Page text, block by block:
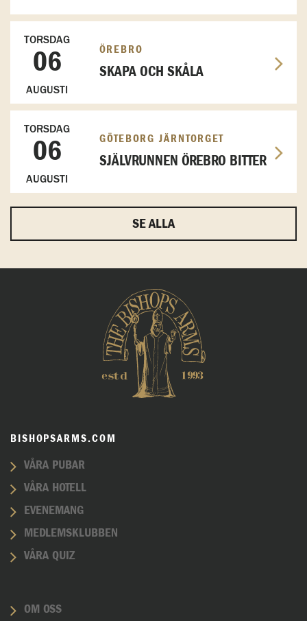
TORSDAG
06
AUGUSTI
ÖREBRO
SKAPA OCH SKÅLA
TORSDAG
06
AUGUSTI
GÖTEBORG JÄRNTORGET
SJÄLVRUNNEN ÖREBRO BITTER
SE ALLA
BISHOPSARMS.COM
VÅRA PUBAR
VÅRA HOTELL
EVENEMANG
MEDLEMSKLUBBEN
VÅRA QUIZ
OM OSS